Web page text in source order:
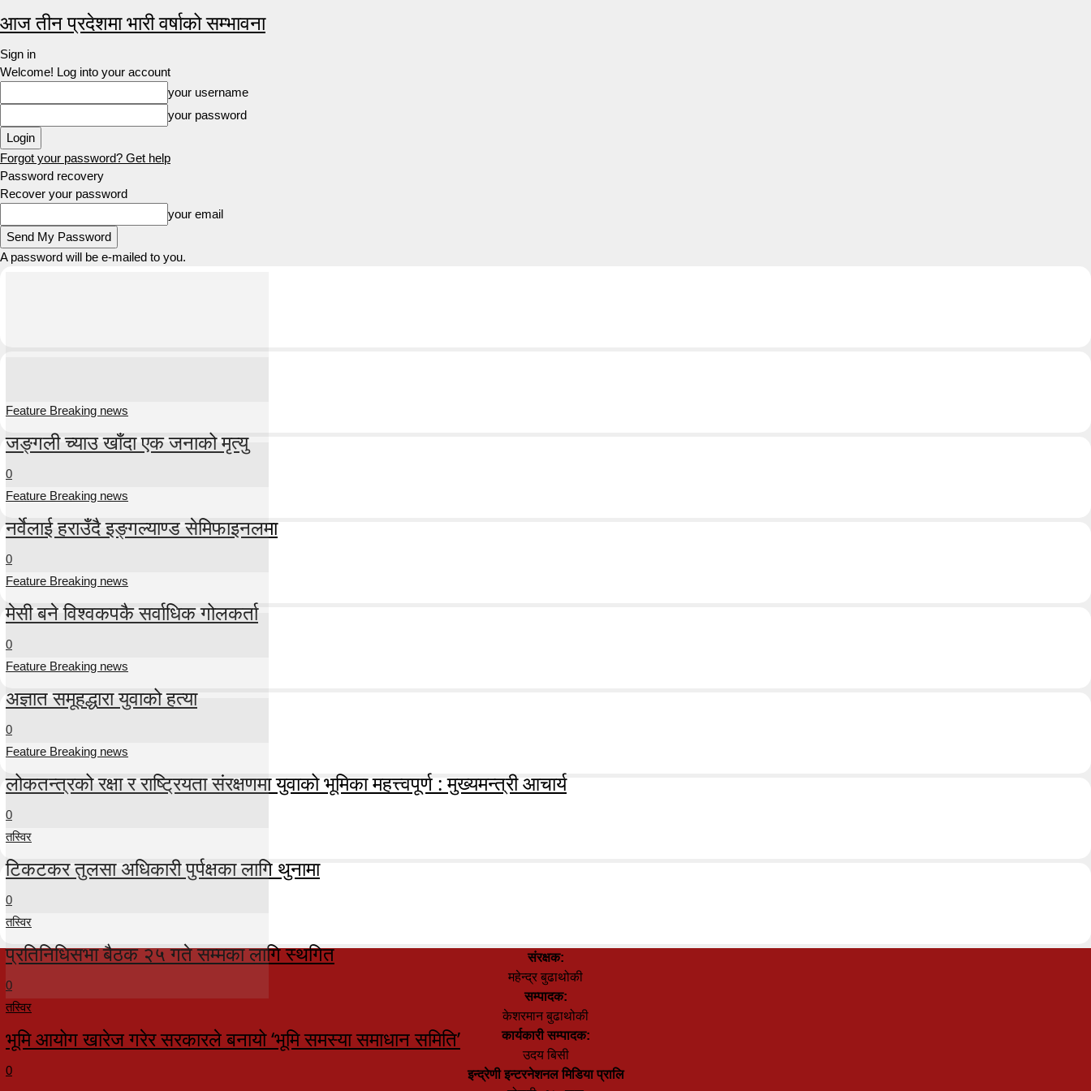
आज तीन प्रदेशमा भारी वर्षाको सम्भावना
Sign in
Welcome! Log into your account
your username
your password
Forgot your password? Get help
Password recovery
Recover your password
your email
A password will be e-mailed to you.
Feature Breaking news
जङ्गली च्याउ खाँदा एक जनाको मृत्यु
0
Feature Breaking news
नर्वेलाई हराउँदै इङ्गल्याण्ड सेमिफाइनलमा
0
Feature Breaking news
मेसी बने विश्वकपकै सर्वाधिक गोलकर्ता
0
Feature Breaking news
अज्ञात समूहद्धारा युवाको हत्या
0
Feature Breaking news
लोकतन्त्रको रक्षा र राष्ट्रियता संरक्षणमा युवाको भूमिका महत्त्वपूर्ण : मुख्यमन्त्री आचार्य
0
तस्विर
टिकटकर तुलसा अधिकारी पुर्पक्षका लागि थुनामा
0
तस्विर
प्रतिनिधिसभा बैठक २५ गते सम्मका लागि स्थगित
0
तस्विर
भूमि आयोग खारेज गरेर सरकारले बनायो ‘भूमि समस्या समाधान समिति’
0
संरक्षक:
महेन्द्र बुढाथोकी
सम्पादक:
केशरमान बुढाथोकी
कार्यकारी सम्पादक:
उदय बिसी
इन्द्रेणी इन्टरनेशनल मिडिया प्रालि